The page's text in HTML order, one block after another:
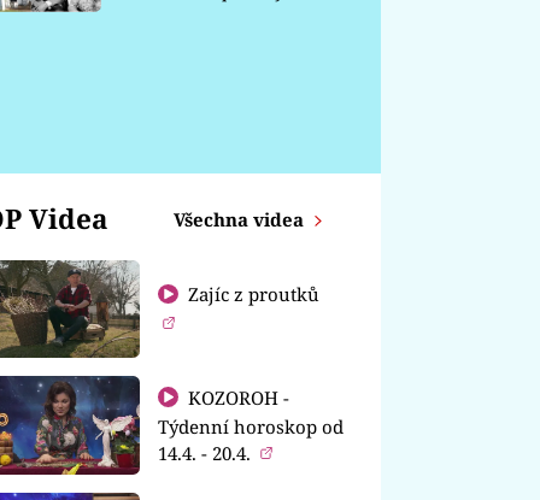
Videa Všechna videa
Zajíc z proutků
KOZOROH -
Týdenní horoskop od
14.4. - 20.4.